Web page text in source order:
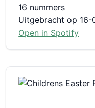
16 nummers
Uitgebracht op 16-
Open in Spotify